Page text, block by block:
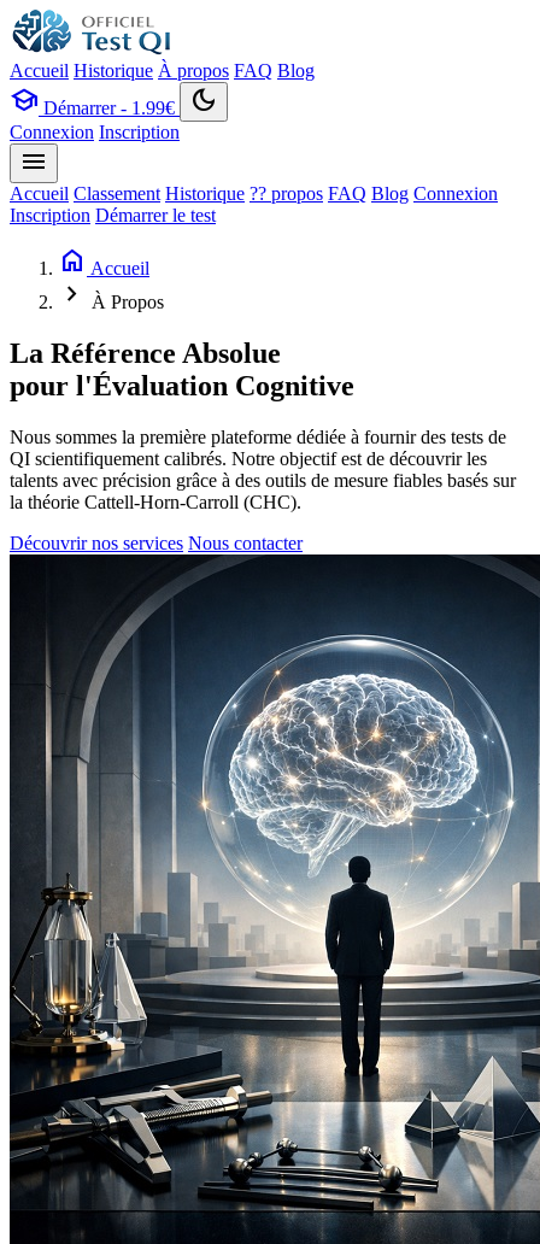
Accueil Historique À propos FAQ Blog
school Démarrer - 1.99€ dark_mode
Connexion Inscription
menu
Accueil Classement Historique ?? propos FAQ Blog Connexion
Inscription Démarrer le test
home Accueil
chevron_right À Propos
La Référence Absolue
pour l'Évaluation Cognitive
Nous sommes la première plateforme dédiée à fournir des tests de
QI scientifiquement calibrés. Notre objectif est de découvrir les
talents avec précision grâce à des outils de mesure fiables basés sur
la théorie Cattell-Horn-Carroll (CHC).
Découvrir nos services Nous contacter